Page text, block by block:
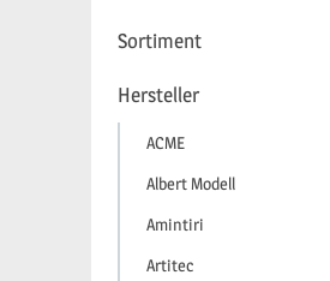
Sortiment
Hersteller
ACME
Albert Modell
Amintiri
Artitec